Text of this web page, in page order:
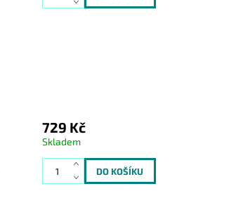
729 Kč
Skladem